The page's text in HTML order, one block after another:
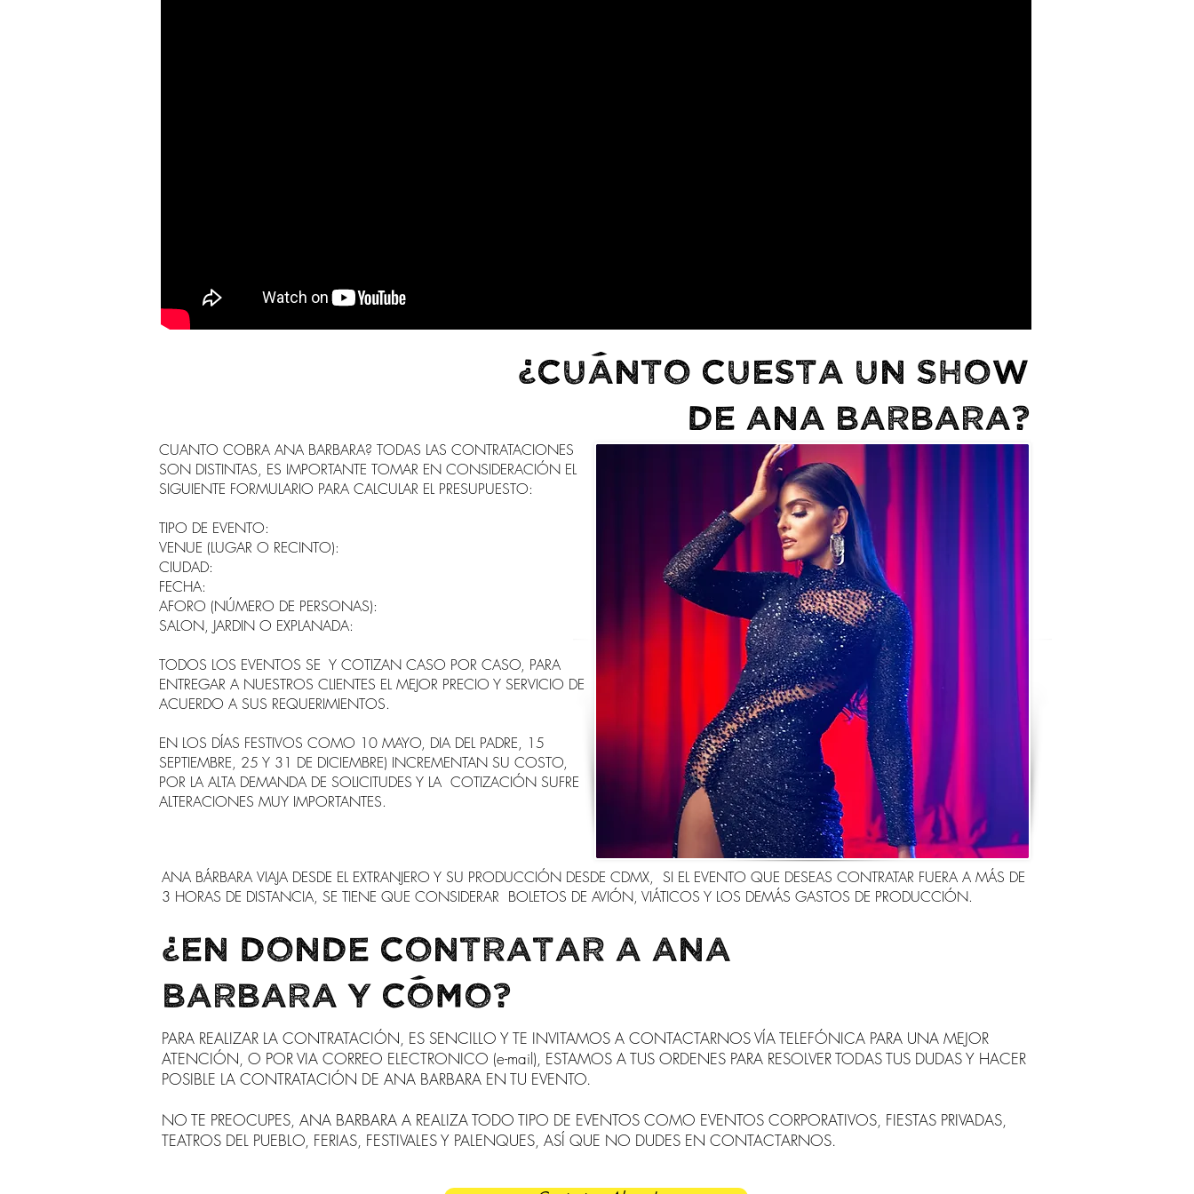
¿Cuánto cUESTA UN SHOW
DE ANA BARBARA?
CUANTO COBRA ANA BARBARA? TODAS LAS CONTRATACIONES
SON DISTINTAS, ES IMPORTANTE TOMAR EN CONSIDERACIÓN EL
SIGUIENTE FORMULARIO PARA CALCULAR EL PRESUPUESTO:
TIPO DE EVENTO:
VENUE (LUGAR O RECINTO):
CIUDAD:
FECHA:
AFORO (NÚMERO DE PERSONAS):
SALON, JARDIN O EXPLANADA:
TODOS LOS EVENTOS SE Y COTIZAN CASO POR CASO, PARA
ENTREGAR A NUESTROS CLIENTES EL MEJOR PRECIO Y SERVICIO DE
ACUERDO A SUS REQUERIMIENTOS.
EN LOS DÍAS FESTIVOS COMO 10 MAYO, DIA DEL PADRE, 15
SEPTIEMBRE, 25 Y 31 DE DICIEMBRE) INCREMENTAN SU COSTO,
POR LA ALTA DEMANDA DE SOLICITUDES Y LA COTIZACIÓN SUFRE
ALTERACIONES MUY IMPORTANTES.
ANA BÁRBARA VIAJA DESDE EL EXTRANJERO Y SU PRODUCCIÓN DESDE CDMX, SI EL EVENTO QUE DESEAS CONTRATAR FUERA A MÁS DE
3 HORAS DE DISTANCIA, SE TIENE QUE CONSIDERAR BOLETOS DE AVIÓN, VIÁTICOS Y LOS DEMÁS GASTOS DE PRODUCCIÓN.
¿en donde contratar a ANA
BARBARA y Cómo?
PARA REALIZAR LA CONTRATACIÓN, ES SENCILLO Y TE INVITAMOS A CONTACTARNOS VÍA TELEFÓNICA PARA UNA MEJOR
ATENCIÓN, O POR VIA CORREO ELECTRONICO (e-mail), ESTAMOS A TUS ORDENES PARA RESOLVER TODAS TUS DUDAS Y HACER
POSIBLE LA CONTRATACIÓN DE ANA BARBARA EN TU EVENTO.
NO TE PREOCUPES, ANA BARBARA A REALIZA TODO TIPO DE EVENTOS COMO EVENTOS CORPORATIVOS, FIESTAS PRIVADAS,
TEATROS DEL PUEBLO, FERIAS, FESTIVALES Y PALENQUES, ASÍ QUE NO DUDES EN CONTACTARNOS.